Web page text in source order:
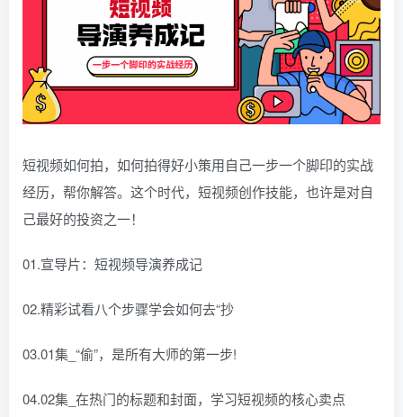
短视频如何拍，如何拍得好小策用自己一步一个脚印的实战
经历，帮你解答。这个时代，短视频创作技能，也许是对自
己最好的投资之一！
01.宣导片：短视频导演养成记
02.精彩试看八个步骤学会如何去“抄
03.01集_“偷”，是所有大师的第一步!
04.02集_在热门的标题和封面，学习短视频的核心卖点